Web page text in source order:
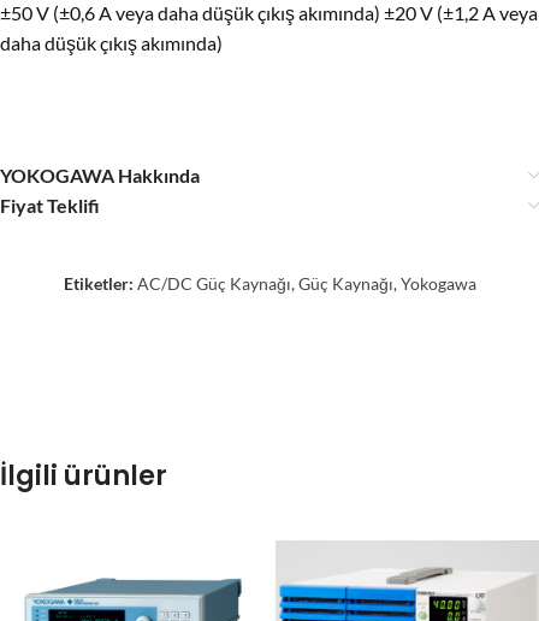
±50 V (±0,6 A veya daha düşük çıkış akımında) ±20 V (±1,2 A veya
daha düşük çıkış akımında)
YOKOGAWA Hakkında
Fiyat Teklifi
Etiketler: AC/DC Güç Kaynağı, Güç Kaynağı, Yokogawa
İlgili ürünler